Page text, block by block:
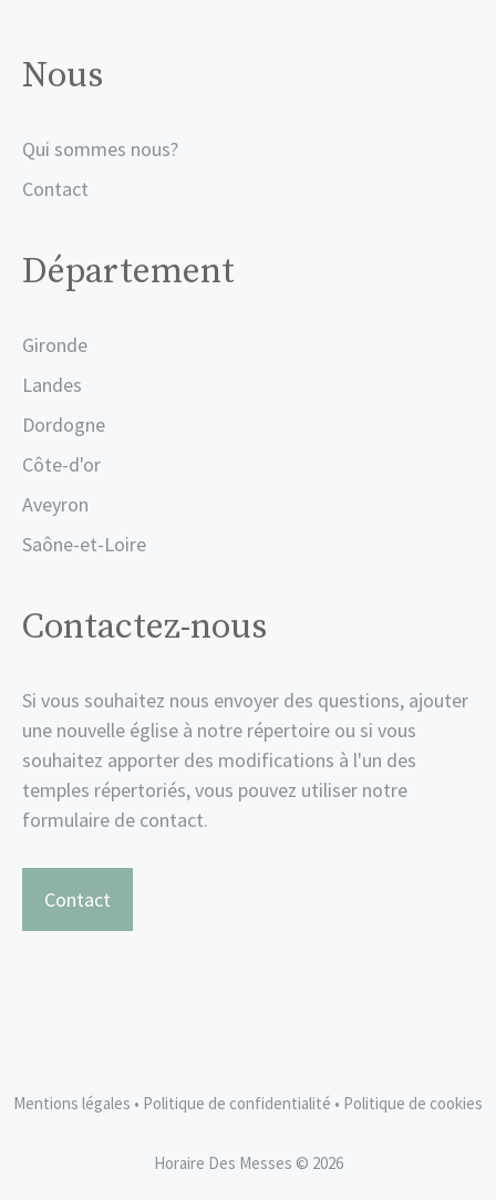
Nous
Qui sommes nous?
Contact
Département
Gironde
Landes
Dordogne
Côte-d'or
Aveyron
Saône-et-Loire
Contactez-nous
Si vous souhaitez nous envoyer des questions, ajouter
une nouvelle église à notre répertoire ou si vous
souhaitez apporter des modifications à l'un des
temples répertoriés, vous pouvez utiliser notre
formulaire de contact.
Contact
Mentions légales • Politique de confidentialité • Politique de cookies
Horaire Des Messes © 2026